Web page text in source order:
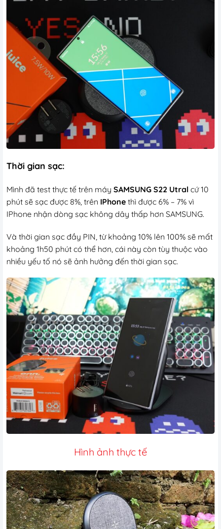
Thời gian sạc:
Mình đã test thực tế trên máy SAMSUNG S22 Utral cứ 10
phút sẽ sạc được 8%, trên IPhone thì được 6% – 7% vì
IPhone nhận dòng sạc không dây thấp hơn SAMSUNG.
Và thời gian sạc đầy PIN, từ khoảng 10% lên 100% sẽ mất
khoảng 1h50 phút có thể hơn, cái này còn tùy thuộc vào
nhiều yếu tố nó sẽ ảnh hưởng đến thời gian sạc.
Hình ảnh thực tế